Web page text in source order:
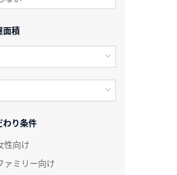
面積
わり条件
性向け
ァミリー向け